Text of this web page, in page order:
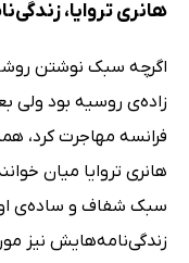
هانری تروایا،
اگرچه سبک نوشتن
زاده‌ی روسیه بود ولی
فرانسه مهاجرت کرد،
هانری تروایا میان
سبک شفاف و ساده‌ی
زندگی‌نامه‌هایش نیز